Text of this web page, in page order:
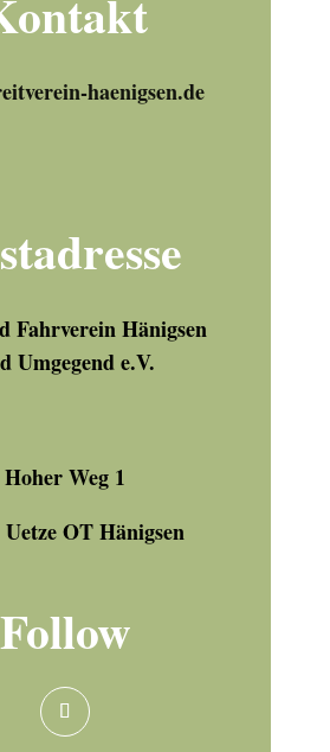
haenigsen.de
Fahrverein Hänigsen
Umgegend e.V.
Hoher Weg 1
Uetze OT Hänigsen
Follow